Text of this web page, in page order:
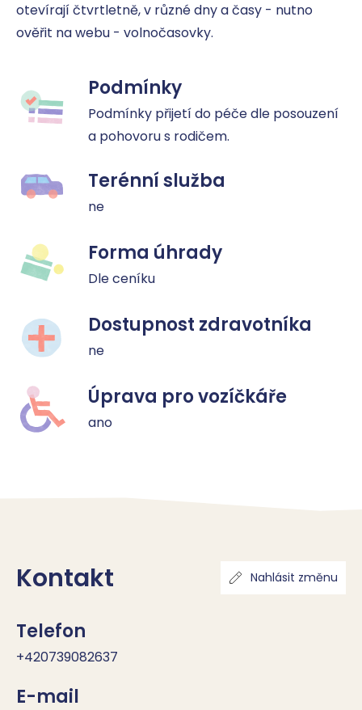
otevírají čtvrtletně, v různé dny a časy - nutno
ověřit na webu - volnočasovky.
Podmínky
Podmínky přijetí do péče dle posouzení
a pohovoru s rodičem.
Terénní služba
ne
Forma úhrady
Dle ceníku
Dostupnost zdravotníka
ne
Úprava pro vozíčkáře
ano
Kontakt Nahlásit změnu
Telefon
+420739082637
E-mail